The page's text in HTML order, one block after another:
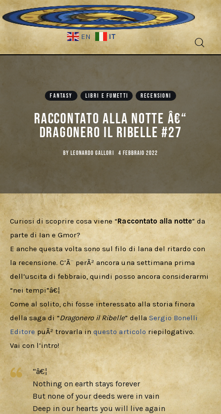
EN IT
Libri e fumetti
Cercatori
Download
FANTASY LIBRI E FUMETTI RECENSIONI
Raccontato alla notte â€“
Dragonero il Ribelle #27
BY LEONARDO GALLORI 4 FEBBRAIO 2022
Curiosi di scoprire cosa viene “Raccontato alla notte” da
parte di Ian e Gmor?
E anche questa volta sono sul filo di lana del ritardo con
la recensione. C’Ã¨ perÃ² ancora una settimana prima
dell’uscita di febbraio, quindi posso ancora considerarmi
“nei tempi”â€¦
Come al solito, chi fosse interessato alla storia finora
della saga di “Dragonero il Ribelle” della Sergio Bonelli
Editore puÃ² trovarla in questo articolo riepilogativo.
Vai con l’intro!
“â€¦
Nothing on earth stays forever
But none of your deeds were in vain
Deep in our hearts you will live again